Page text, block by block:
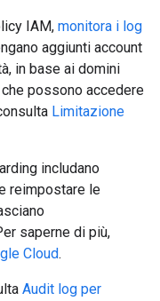
IAM, monitora i log
aggiunti account
in base ai domini
possono accedere
Limitazione
includano
reimpostare le
saperne di più,
Cloud.
Audit log per